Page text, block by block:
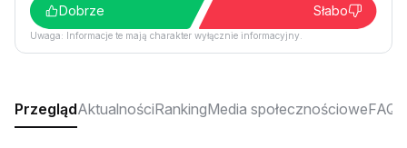
Dobrze
Słabo
Uwaga: Informacje te mają charakter wyłącznie informacyjny.
PrzeglądAktualnościRankingMedia społecznościoweFAQ